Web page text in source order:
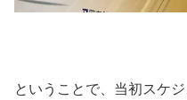
ということで、当初スケ